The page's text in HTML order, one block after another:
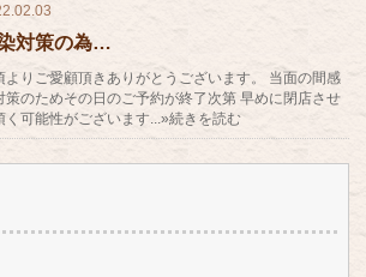
対策の為…
よりご愛顧頂きありがとうございます。 当面の間感
策のためその日のご予約が終了次第 早めに閉店させ
く可能性がございます...»続きを読む